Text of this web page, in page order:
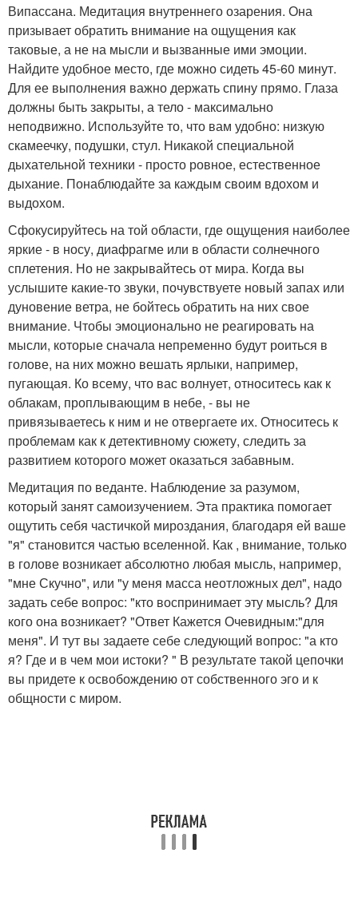
Випассана. Медитация внутреннего озарения. Она
призывает обратить внимание на ощущения как
таковые, а не на мысли и вызванные ими эмоции.
Найдите удобное место, где можно сидеть 45-60 минут.
Для ее выполнения важно держать спину прямо. Глаза
должны быть закрыты, а тело - максимально
неподвижно. Используйте то, что вам удобно: низкую
скамеечку, подушки, стул. Никакой специальной
дыхательной техники - просто ровное, естественное
дыхание. Понаблюдайте за каждым своим вдохом и
выдохом.
Сфокусируйтесь на той области, где ощущения наиболее
яркие - в носу, диафрагме или в области солнечного
сплетения. Но не закрывайтесь от мира. Когда вы
услышите какие-то звуки, почувствуете новый запах или
дуновение ветра, не бойтесь обратить на них свое
внимание. Чтобы эмоционально не реагировать на
мысли, которые сначала непременно будут роиться в
голове, на них можно вешать ярлыки, например,
пугающая. Ко всему, что вас волнует, относитесь как к
облакам, проплывающим в небе, - вы не
привязываетесь к ним и не отвергаете их. Относитесь к
проблемам как к детективному сюжету, следить за
развитием которого может оказаться забавным.
Медитация по веданте. Наблюдение за разумом,
который занят самоизучением. Эта практика помогает
ощутить себя частичкой мироздания, благодаря ей ваше
"я" становится частью вселенной. Как , внимание, только
в голове возникает абсолютно любая мысль, например,
"мне Скучно", или "у меня масса неотложных дел", надо
задать себе вопрос: "кто воспринимает эту мысль? Для
кого она возникает? "Ответ Кажется Очевидным:"для
меня". И тут вы задаете себе следующий вопрос: "а кто
я? Где и в чем мои истоки? " В результате такой цепочки
вы придете к освобождению от собственного эго и к
общности с миром.